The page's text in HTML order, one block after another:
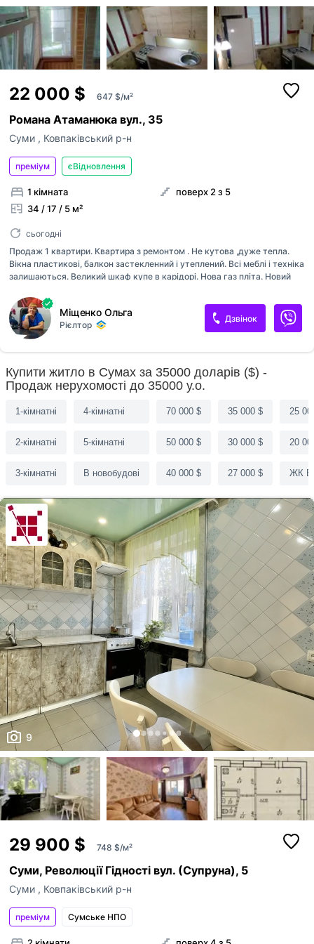
22 000 $ 647 $/м²
Романа Атаманюка вул., 35
Суми , Ковпаківський р-н
преміум єВідновлення
1 кімната
34 / 17 / 5 м²
поверх 2 з 5
сьогодні
Продаж 1 квартири. Квартира з ремонтом . Не кутова ,дуже тепла.
Вікна пластикові, балкон застекленний і утеплений. Всі меблі і техніка
залишаються. Великий шкаф купе в карідорі. Нова газ пліта. Новий
по програмі єВідновлення. Показ в зручний час для покупця.
Запрошуємо на перегляди.
Міщенко Ольга
Рієлтор
Дзвінок
Купити житло в Сумах за 35000 доларів ($) -
Продаж нерухомості до 35000 у.о.
1-кімнатні
2-кімнатні
3-кімнатні
4-кімнатні
5-кімнатні
В новобудові
70 000 $
50 000 $
40 000 $
35 000 $
30 000 $
27 000 $
25
20
ЖК
9
29 900 $ 748 $/м²
Суми, Революції Гідності вул. (Супруна), 5
Суми , Ковпаківський р-н
преміум Сумське НПО
Оголошення неактуальне
Неправильні фото
Неправильне відео
Я - власник об'єкту
Це мій ексклюзив
Об'єкт не існує
Максимум 10 Мб на одне фото, формат: jpeg/
ким із рієлторів вашого агентства їх закріпити.
Зареєструйте рієлторів АН на
RIELTOR.UA, та
привʼяжіть їхні акаунти до акаунту АН, щоб:
бачити сукупну статистику та витрати
оголошенням ваших рієлторів,
поповнювати баланс вашим рієлторам,
бачити в кабінеті всі оголошення,
оголошення рієлторів були брендовані